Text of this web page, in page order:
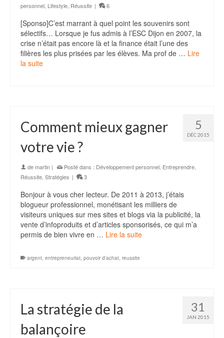
personnel Lifestyle Réussite | 6
[Sponso]C’est marrant à quel point les souvenirs sont
sélectifs… Lorsque je fus admis à l’ESC Dijon en 2007, la
crise n’était pas encore là et la finance était l’une des
filières les plus prisées par les élèves. Ma prof de … Lire
la suite
5
DÉC 2015
Comment mieux gagner
votre vie ?
demartin | Posté dans : Développement personnel Entreprendre
Réussite Stratégies | 3
Bonjour à vous cher lecteur. De 2011 à 2013, j’étais
blogueur professionnel, monétisant les milliers de
visiteurs uniques sur mes sites et blogs via la publicité, la
vente d’infoproduits et d’articles sponsorisés, ce qui m’a
permis de bien vivre en … Lire la suite
argent, entrepreneuriat, pouvoir d'achat, reussite
31
JAN 2015
La stratégie de la
balançoire